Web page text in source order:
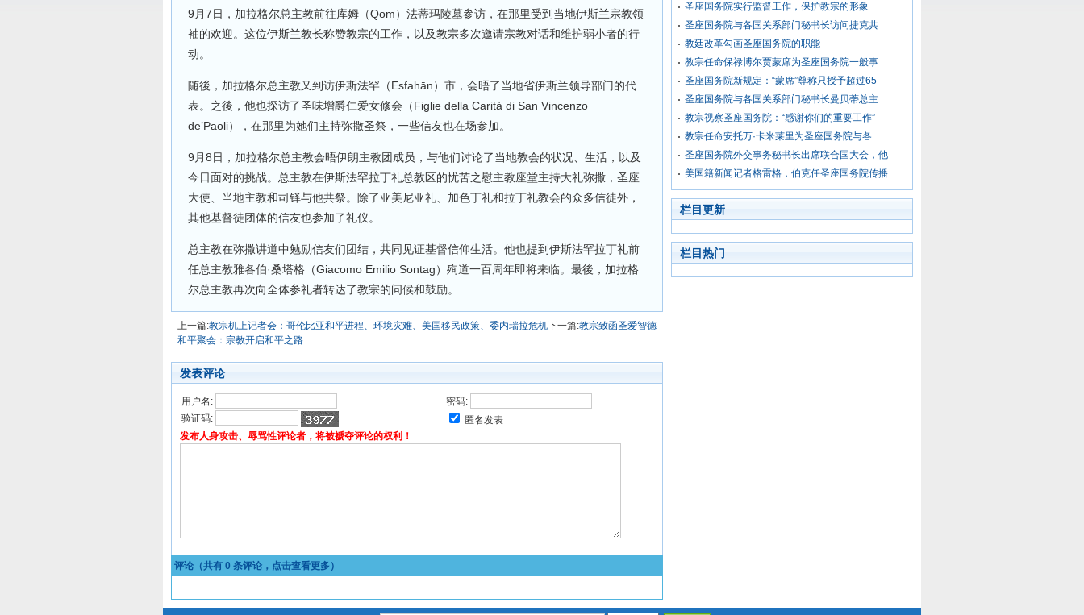
9月7日，加拉格尔总主教前往库姆（Qom）法蒂玛陵墓参访，在那里受到当地伊斯兰宗教领
袖的欢迎。这位伊斯兰教长称赞教宗的工作，以及教宗多次邀请宗教对话和维护弱小者的行
动。
随後，加拉格尔总主教又到访伊斯法罕（Esfahān）市，会晤了当地省伊斯兰领导部门的代
表。之後，他也探访了圣味增爵仁爱女修会（Figlie della Carità di San Vincenzo
de’Paoli），在那里为她们主持弥撒圣祭，一些信友也在场参加。
9月8日，加拉格尔总主教会晤伊朗主教团成员，与他们讨论了当地教会的状况、生活，以及
今日面对的挑战。总主教在伊斯法罕拉丁礼总教区的忧苦之慰主教座堂主持大礼弥撒，圣座
大使、当地主教和司铎与他共祭。除了亚美尼亚礼、加色丁礼和拉丁礼教会的众多信徒外，
其他基督徒团体的信友也参加了礼仪。
总主教在弥撒讲道中勉励信友们团结，共同见证基督信仰生活。他也提到伊斯法罕拉丁礼前
任总主教雅各伯·桑塔格（Giacomo Emilio Sontag）殉道一百周年即将来临。最後，加拉格
尔总主教再次向全体参礼者转达了教宗的问候和鼓励。
上一篇:教宗机上记者会：哥伦比亚和平进程、环境灾难、美国移民政策、委内瑞拉危机下一篇:教宗致函圣爱智德
和平聚会：宗教开启和平之路
发表评论
用户名:
密码:
验证码:
匿名发表
发布人身攻击、辱骂性评论者，将被褫夺评论的权利！
评论（共有 0 条评论，点击查看更多）
圣座国务院实行监督工作，保护教宗的形象
圣座国务院与各国关系部门秘书长访问捷克共
教廷改革勾画圣座国务院的职能
教宗任命保禄博尔贾蒙席为圣座国务院一般事
圣座国务院新规定：“蒙席”尊称只授予超过65
圣座国务院与各国关系部门秘书长曼贝蒂总主
教宗视察圣座国务院：“感谢你们的重要工作”
教宗任命安托万·卡米莱里为圣座国务院与各
圣座国务院外交事务秘书长出席联合国大会，他
美国籍新闻记者格雷格．伯克任圣座国务院传播
栏目更新
栏目热门